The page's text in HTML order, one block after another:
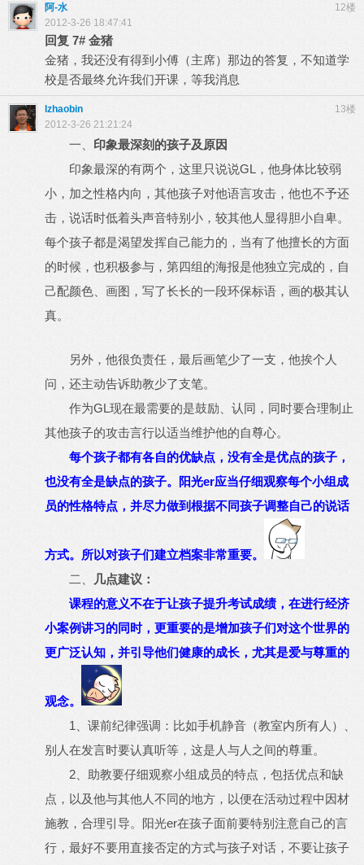
12楼
阿-水
2012-3-26 18:47:41
回复 7# 金猪
金猪，我还没有得到小傅（主席）那边的答复，不知道学
校是否最终允许我们开课，等我消息
13楼
lzhaobin
2012-3-26 21:21:24
一、
印象最深刻的孩子及原因
印象最深的有两个，这里只说说GL ，他身体比较弱
小，加之性格内向，其他孩子对他语言攻击，他也不予还
击，说话时低着头声音特别小，较其他人显得胆小自卑。
每个孩子都是渴望发挥自己能力的，当有了他擅长的方面
的时候，也积极参与，第四组的海报是他独立完成的，自
己配颜色、画图，写了长长的一段环保标语，画的极其认
真。
另外，他很负责任，最后画笔少了一支，他挨个人
问，还主动告诉助教少了支笔。
作为GL现在最需要的是鼓励、认同，同时要合理制止
其他孩子的攻击言行以适当维护他的自尊心。
每个孩子都有各自的优缺点，没有全是优点的孩子，
也没有全是缺点的孩子。阳光er应当仔细观察每个小组成
员的性格特点，并尽力做到根据不同孩子调整自己的说话
方式。所以对孩子们建立档案非常重要。
二、
几点建议：
课程的意义不在于让孩子提升考试成绩，在进行经济
小案例讲习的同时，更重要的是增加孩子们对这个世界的
更广泛认知，并引导他们健康的成长，尤其是爱与尊重的
观念。
1 、课前纪律强调：比如手机静音（教室内所有人）、
别人在发言时要认真听等，这是人与人之间的尊重。
2 、助教要仔细观察小组成员的特点，包括优点和缺
点，以及他与其他人不同的地方，以便在活动过程中因材
施教，合理引导。阳光er在孩子面前要特别注意自己的言
行，最好不要用直接否定的方式与孩子对话，不要让孩子